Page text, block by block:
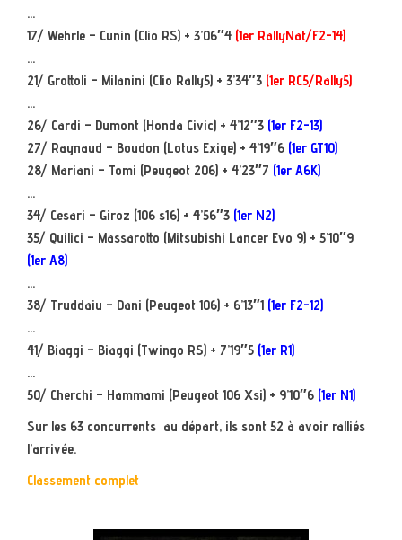
…
17/ Wehrle – Cunin (Clio RS) + 3’06″4 (1er RallyNat/F2-14)
…
21/ Grottoli – Milanini (Clio Rally5) + 3’34″3 (1er RC5/Rally5)
…
26/ Cardi – Dumont (Honda Civic) + 4’12″3 (1er F2-13)
27/ Raynaud – Boudon (Lotus Exige) + 4’19″6 (1er GT10)
28/ Mariani – Tomi (Peugeot 206) + 4’23″7 (1er A6K)
…
34/ Cesari – Giroz (106 s16) + 4’56″3 (1er N2)
35/ Quilici – Massarotto (Mitsubishi Lancer Evo 9) + 5’10″9
(1er A8)
…
38/ Truddaiu – Dani (Peugeot 106) + 6’13″1 (1er F2-12)
…
41/ Biaggi – Biaggi (Twingo RS) + 7’19″5 (1er R1)
…
50/ Cherchi – Hammami (Peugeot 106 Xsi) + 9’10″6 (1er N1)
Sur les 63 concurrents au départ, ils sont 52 à avoir ralliés
l’arrivée.
Classement complet